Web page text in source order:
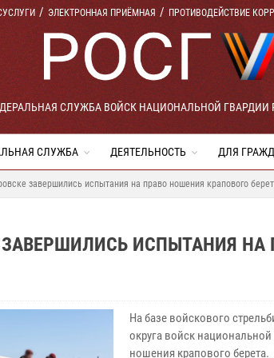
ЭЛЕКТРОННАЯ ПРИЁМНАЯ ПРОТИВОДЕЙСТВИЕ
СЛУЖБА ВОЙСК НАЦИОНАЛЬНОЙ ГВАРДИИ
СЛУЖБА ДЕЯТЕЛЬНОСТЬ ДЛЯ
завершились испытания на право ношения крапового
ИСПЫТАНИЯ НА
На базе войскового
округа войск
ношения крапового берета.